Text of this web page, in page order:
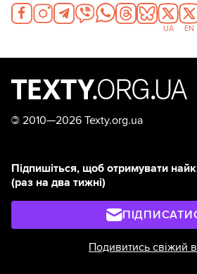
UA EN
© 2010—2026 Texty.org.ua
Підпишіться, щоб отримувати
(раз на два тижні)
Подивитись свіжий